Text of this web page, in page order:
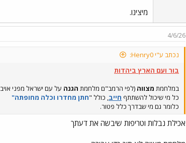
מיצינו.
4/6/26
נכתב ע"י Henry0:
בור ועם הארץ ביהדות
במלחמת מצווה (לפי הרמב"ם מלחמת הגנה על עם ישראל מפני אויב
כל מי שיכול להשתתף חייב , כולל "חתן מחדרו וכלה מחופתה"
כלומר גם מי שבדרך כלל פטור.
אכילת נבלות וטריפות שיבשה את דעתך